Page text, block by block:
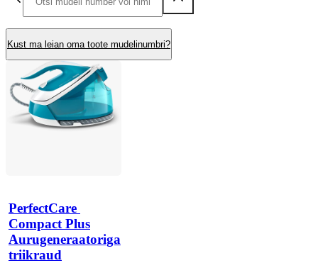
Kust ma leian oma toote mudelinumbri?
PerfectCare
Compact Plus
Aurugeneraatoriga
triikraud